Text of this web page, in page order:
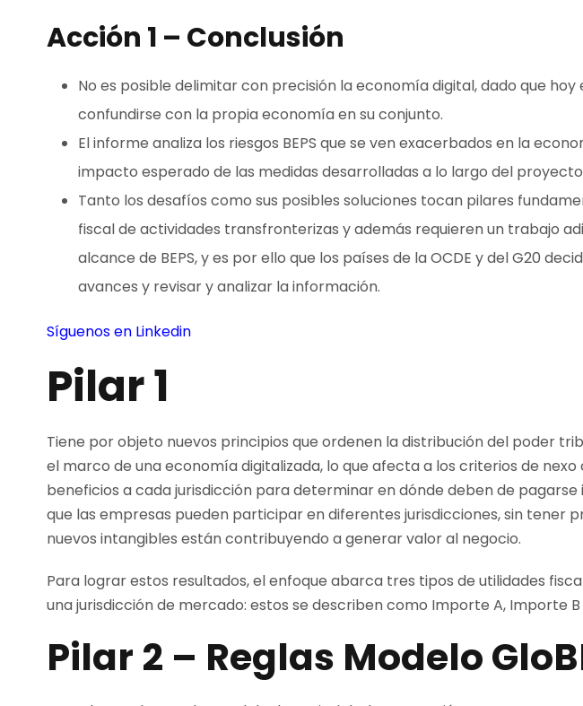
Acción 1 – Conclusión
No es posible delimitar con precisión la economía digital, dado que
confundirse con la propia economía en su conjunto.
El informe analiza los riesgos BEPS que se ven exacerbados en la
impacto esperado de las medidas desarrolladas a lo largo del proyecto
Tanto los desafíos como sus posibles soluciones tocan pilares
fiscal de actividades transfronterizas y además requieren un trabajo
alcance de BEPS, y es por ello que los países de la OCDE y del G20
avances y revisar y analizar la información.
Síguenos en Linkedin
Pilar 1
Tiene por objeto nuevos principios que ordenen la distribución del poder
el marco de una economía digitalizada, lo que afecta a los criterios de nexo
beneficios a cada jurisdicción para determinar en dónde deben de
que las empresas pueden participar en diferentes jurisdicciones, sin tener
nuevos intangibles están contribuyendo a generar valor al negocio.
Para lograr estos resultados, el enfoque abarca tres tipos de utilidades
una jurisdicción de mercado: estos se describen como Importe A, Importe
Pilar 2 – Reglas Modelo